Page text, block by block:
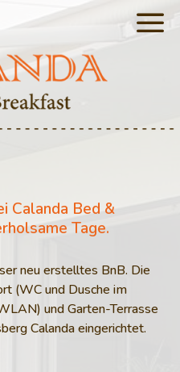
Calanda Bed &
Tage.
neu erstelltes BnB. Die
(WC und Dusche im
und Garten-Terrasse
Calanda eingerichtet.